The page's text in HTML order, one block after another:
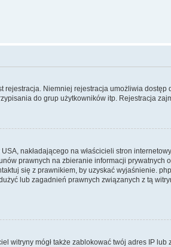
Niemniej rejestracja umożliwia
do grup użytkowników itp. Rejestracja
nakładającego na właścicieli stron
prawnych na zbieranie informacji prywatnych
się z prawnikiem, by uzyskać wyjaśnienie.
lub zagadnień prawnych związanych z tą
witryny mógł także zablokować twój adres IP